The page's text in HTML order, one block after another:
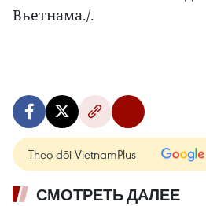
Вьетнама./.
Theo dõi VietnamPlus
СМОТРЕТЬ ДАЛЕЕ